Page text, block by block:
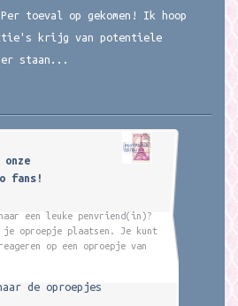
toeval op gekomen! Ik hoop
krijg van potentiele
staan...
fans!
een leuke penvriend(in)?
je oproepje plaatsen. Je kunt
op een oproepje van
de oproepjes